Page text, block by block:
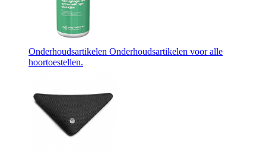
Onderhoudsartikelen Onderhoudsartikelen voor alle
hoortoestellen.